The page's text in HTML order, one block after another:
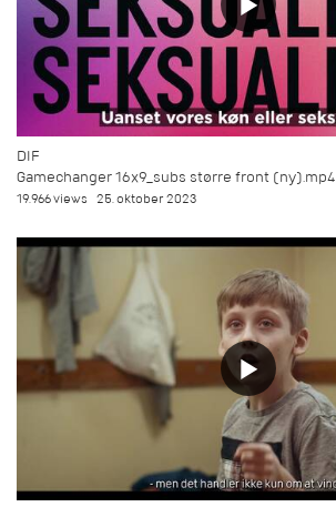
DIF
Gamechanger 16x9_subs større front (ny).mp4
19.966 views 25. oktober 2023